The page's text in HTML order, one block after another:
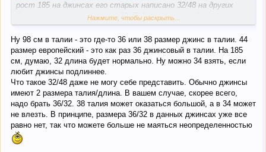
рост 185 на джинсах его старых написано 32/48 на других
брюках и шортах написано 44. Подскажите какой нам нужен
размер. Буду очень благодарна!!!
Нажмите, чтобы раскрыть...
Ну 98 см в талии - это где-то 36 или 38 размер джинс в талии. 44
размер европейский - это как раз 36 джинсовый в талии. На 185
см, думаю, 32 длина будет нормально. Ну можно 34 взять, если
любит джинсы подлиннее.
Что такое 32/48 даже не могу себе представить. Обычно джинсы
имеют 2 размера талия/длина. В вашем случае, скорее всего,
надо брать 36/32. 38 талия может оказаться большой, а в 34 может
не влезть. В принципе, размера 36/32 в данных джинсах уже все
равно нет, так что можете больше не маяться неопределенностью